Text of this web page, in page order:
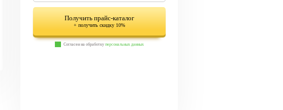
Получить прайс-каталог
+ получить скидку 10%
Согласен на обработкуперсональных данных